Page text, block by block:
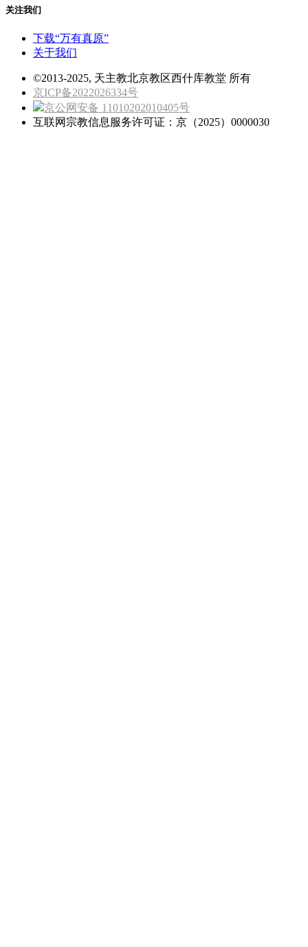
关注我们
下载“万有真原”
关于我们
©2013-2025, 天主教北京教区西什库教堂 所有
京ICP备2022026334号
京公网安备 11010202010405号
互联网宗教信息服务许可证：京（2025）0000030